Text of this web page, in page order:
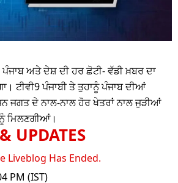
ਅਤੇ ਦੇਸ਼ ਦੀ ਹਰ ਛੋਟੀ- ਵੱਡੀ ਖ਼ਬਰ ਦਾ
ਟੀਵੀ9 ਪੰਜਾਬੀ ਤੇ ਤੁਹਾਨੂੰ ਪੰਜਾਬ ਦੀਆਂ
ਜਗਤ ਦੇ ਨਾਲ-ਨਾਲ ਹੋਰ ਖੇਤਰਾਂ ਨਾਲ ਜੁੜੀਆਂ
ਮਿਲਣਗੀਆਂ।
UPDATES
Liveblog Has Ended.
PM (IST)